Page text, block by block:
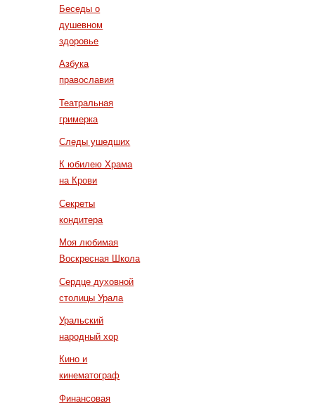
Беседы о
душевном
здоровье
Азбука
православия
Театральная
гримерка
Следы ушедших
К юбилею Храма
на Крови
Секреты
кондитера
Моя любимая
Воскресная Школа
Сердце духовной
столицы Урала
Уральский
народный хор
Кино и
кинематограф
Финансовая